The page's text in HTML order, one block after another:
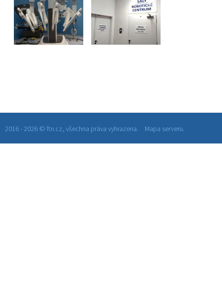
2016 - 2026 © ftn.cz, všechna práva vyhrazena. Mapa serveru.